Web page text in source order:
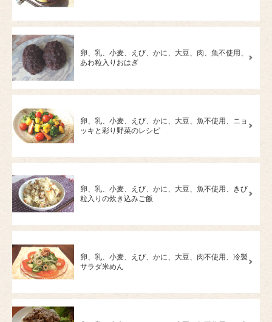
卵、乳、小麦、えび、かに、大豆、肉、魚不使用、
あわ粒入りおはぎ
卵、乳、小麦、えび、かに、大豆、魚不使用、ニョ
ッキと彩り野菜のレシピ
卵、乳、小麦、えび、かに、大豆、魚不使用、きび
粒入りの炊き込みご飯
卵、乳、小麦、えび、かに、大豆、肉不使用、冷製
サラダ米めん